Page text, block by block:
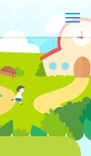
T
o
g
l
e
v